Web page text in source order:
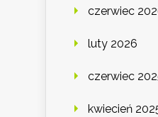
czerwiec
luty 2026
czerwiec
kwiecień